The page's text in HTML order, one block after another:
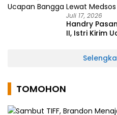
Juli 17, 2026
Handry
II, Istri Kirim
TOMOHON